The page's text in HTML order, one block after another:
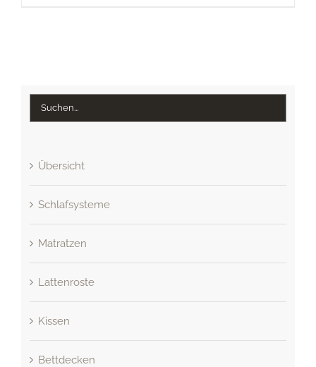
Übersicht
Schlafsysteme
Matratzen
Lattenroste
Kissen
Bettdecken